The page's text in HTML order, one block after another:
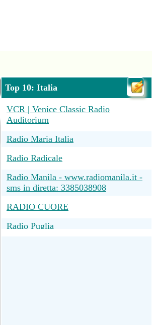
Top 10: Italia
VCR | Venice Classic Radio
Auditorium
Radio Maria Italia
Radio Radicale
Radio Manila - www.radiomanila.it -
sms in diretta: 3385038908
RADIO CUORE
Radio Puglia